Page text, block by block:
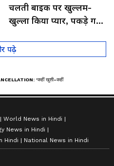
चलती बाइक पर खुल्लम-
खुल्ला किया प्यार, पकड़े गए
पढ़े
World News in Hindi
News in Hindi
Hindi National News in Hindi